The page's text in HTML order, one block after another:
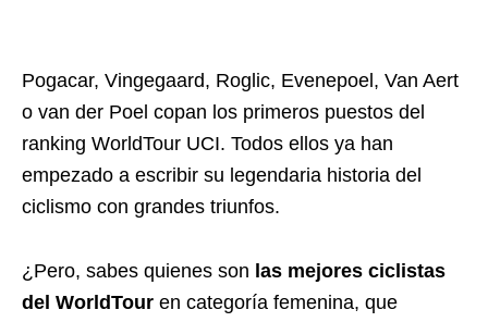
Pogacar, Vingegaard, Roglic, Evenepoel, Van Aert
o van der Poel copan los primeros puestos del
ranking WorldTour UCI. Todos ellos ya han
empezado a escribir su legendaria historia del
ciclismo con grandes triunfos.
¿Pero, sabes quienes son las mejores ciclistas
del WorldTour en categoría femenina, que